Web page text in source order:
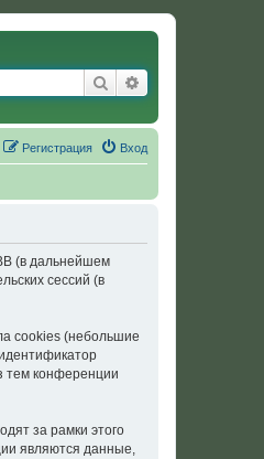
Поиск
Вход
Регистрация
(в дальнейшем
сессий (в
cookies (небольшие
тем конференции
за рамки этого
являются данные,